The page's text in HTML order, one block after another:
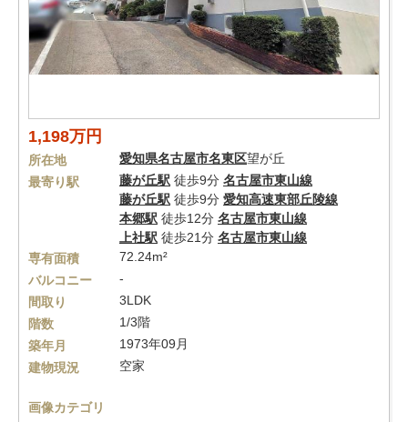
1,198万円
所在地 愛知県名古屋市名東区望が丘
最寄り駅
藤が丘駅 徒歩9分 名古屋市東山線
藤が丘駅 徒歩9分 愛知高速東部丘陵線
本郷駅 徒歩12分 名古屋市東山線
上社駅 徒歩21分 名古屋市東山線
専有面積
72.24m²
バルコニー
-
間取り
3LDK
階数
1/3階
築年月
1973年09月
建物現況
空家
画像カテゴリ